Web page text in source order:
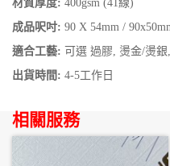
材質厚度: 400gsm (41線)
成品呎吋: 90 X 54mm /
適合工藝: 可選 過膠, 燙金/燙
出貨時間: 4-5工作日
相關服務